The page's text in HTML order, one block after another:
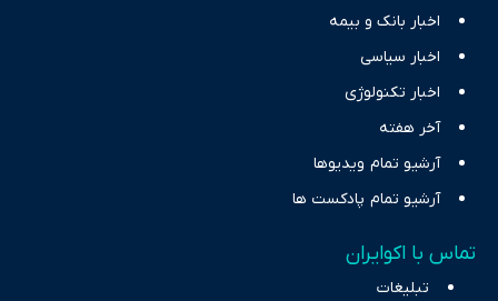
اخبار بانک و بیمه
اخبار سیاسی
اخبار تکنولوژی
آخر هفته
آرشیو تمام ویدیوها
آرشیو تمام پادکست ها
تماس با اکوایران
تبلیغات